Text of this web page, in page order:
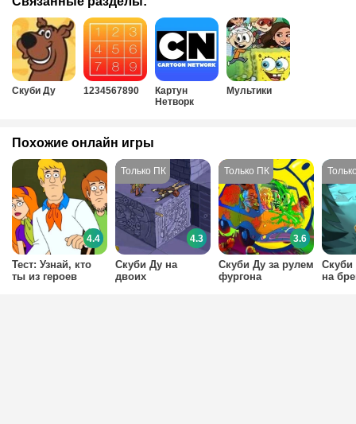
Скуби Ду 1234567890
Картун
Нетворк
Мультики
Похожие онлайн игры
Скуби Ду на
двоих
4.3
Скуби Ду за рулем
фургона
3.6
Скуби
на
Тест: Узнай, кто
ты из героев
4.4